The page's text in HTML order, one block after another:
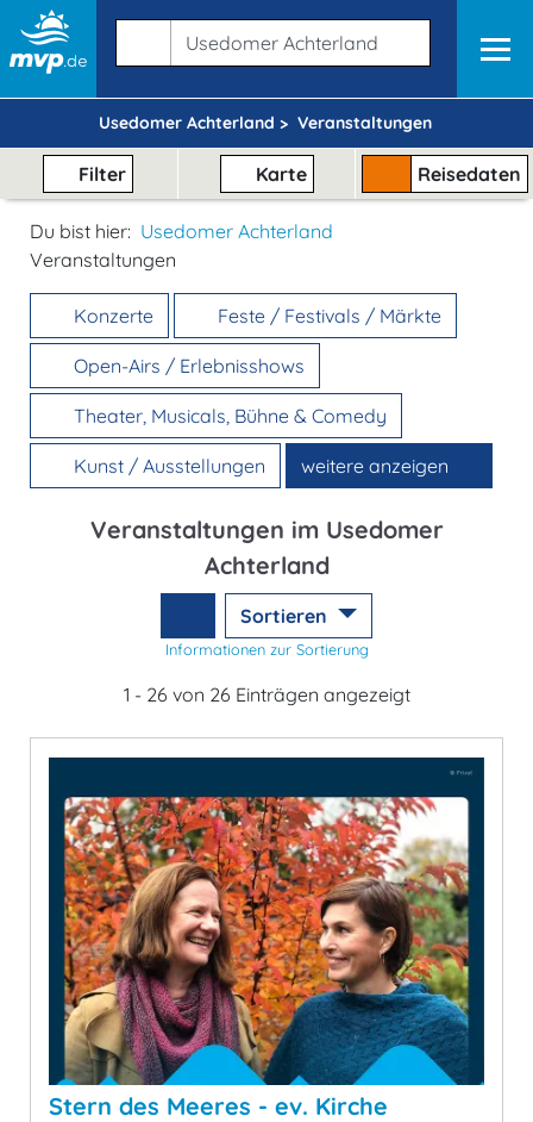
Usedomer Achterland > Veranstaltungen
Filter Karte Reisedaten
Du bist hier: Usedomer Achterland
Veranstaltungen
Konzerte Feste / Festivals / Märkte
Open-Airs / Erlebnisshows
Theater, Musicals, Bühne & Comedy
Kunst / Ausstellungen weitere anzeigen
Veranstaltungen im Usedomer
Achterland
Sortieren
Informationen zur Sortierung
1 - 26 von 26 Einträgen angezeigt
Stern des Meeres - ev. Kirche